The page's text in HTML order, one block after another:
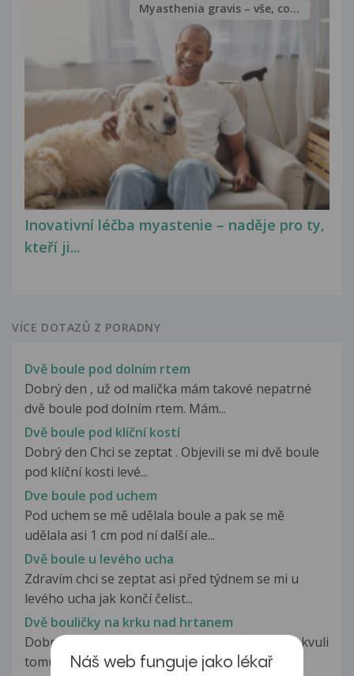
Inovativní léčba myastenie – naděje pro ty,
kteří ji...
Myasthenia gravis – vše, co...
VÍCE DOTAZŮ Z PORADNY
Dvě boule pod dolním rtem
Dobrý den , už od malička mám takové nepatrné
dvě boule pod dolním rtem. Mám...
Dvě boule pod klíční kostí
Dobrý den Chci se zeptat . Objevili se mi dvě boule
pod klíční kosti levé...
Dve boule pod uchem
Pod uchem se mě udělala boule a pak se mě
udělala asi 1 cm pod ní další ale...
Dvě boule u levého ucha
Zdravím chci se zeptat asi před týdnem se mi u
levého ucha jak končí čelist...
Dvě bouličky na krku nad hrtanem
Dobrý den, rád bych se zeptal už delší dobu se kvuli
tomu trápim nevím jestli...
Náš web funguje jako lékař